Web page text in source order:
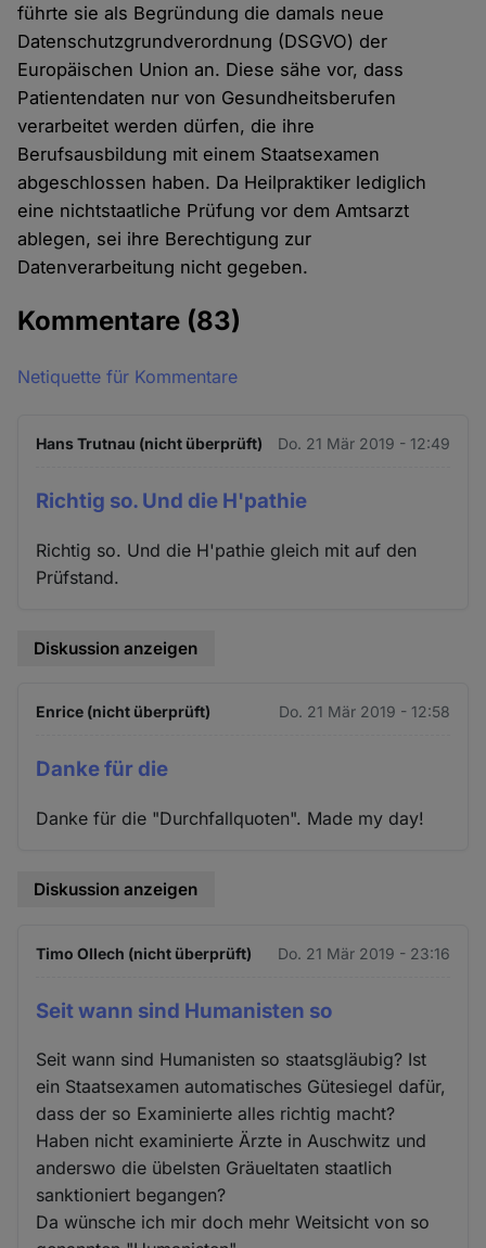
führte sie als Begründung die damals neue
Datenschutzgrundverordnung (DSGVO) der
Europäischen Union an. Diese sähe vor, dass
Patientendaten nur von Gesundheitsberufen
verarbeitet werden dürfen, die ihre
Berufsausbildung mit einem Staatsexamen
abgeschlossen haben. Da Heilpraktiker lediglich
eine nichtstaatliche Prüfung vor dem Amtsarzt
ablegen, sei ihre Berechtigung zur
Datenverarbeitung nicht gegeben.
Kommentare (83)
Netiquette für Kommentare
Hans Trutnau (nicht überprüft) Do. 21 Mär 2019 - 12:49
Richtig so. Und die H'pathie
Richtig so. Und die H'pathie gleich mit auf den
Prüfstand.
Diskussion anzeigen
Enrice (nicht überprüft) Do. 21 Mär 2019 - 12:58
Danke für die
Danke für die "Durchfallquoten". Made my day!
Diskussion anzeigen
Timo Ollech (nicht überprüft) Do. 21 Mär 2019 - 23:16
Seit wann sind Humanisten so
Seit wann sind Humanisten so staatsgläubig? Ist
ein Staatsexamen automatisches Gütesiegel dafür,
dass der so Examinierte alles richtig macht?
Haben nicht examinierte Ärzte in Auschwitz und
anderswo die übelsten Gräueltaten staatlich
sanktioniert begangen?
Da wünsche ich mir doch mehr Weitsicht von so